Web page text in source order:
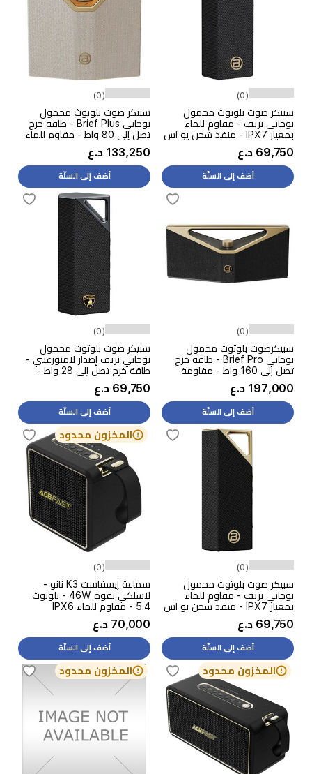
(0)
سبيكر صوت بلوتوث محمول
بوجاني بريف - مقاوم للماء
بمعيار IPX7 - منفذ شحن يو اس
واط - سلفر
69,750 د.ع
أضف إلى السلّة
(0)
سبيكر صوت بلوتوث محمول
بوجاني Brief Plus - طاقة خرج
تصل إلى 80 واط - مقاوم للماء
بمعيار IPX5 - ابيض
133,250 د.ع
أضف إلى السلّة
(0)
سبيكرصوت بلوتوث محمول
بوجاني Brief Pro - طاقة خرج
تصل إلى 160 واط - مقاومة
للماء بمعيار IPX5 - ذهبي
197,000 د.ع
أضف إلى السلّة
(0)
سبيكر صوت بلوتوث محمول
بوجاني بريف إصدار لامبورغيني -
طاقة خرج تصل إلى 28 واط -
منفذ شحن يو اس بي سي -
سلفر
69,750 د.ع
أضف إلى السلّة
(0)
سبيكر صوت بلوتوث محمول
بوجاني بريف - مقاوم للماء
بمعيار IPX7 - منفذ شحن يو اس
واط - ذهبي
69,750 د.ع
أضف إلى السلّة
المخزون محدود
(0)
سماعة إيسفاست K3 نانو -
لاسلكي بقوة 46W - بلوتوث
5.4 - مقاوم للماء IPX6
70,000 د.ع
أضف إلى السلّة
المخزون محدود المخزون محدود